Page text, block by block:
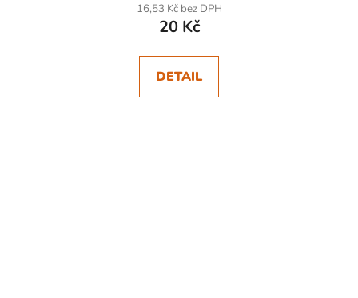
16,53 Kč bez DPH
20 Kč
DETAIL